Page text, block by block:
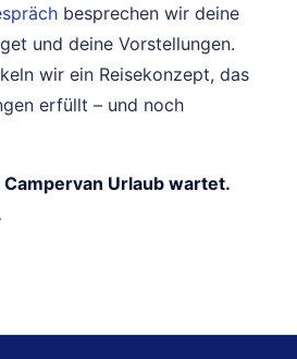
besprechen wir deine
und deine Vorstellungen.
wir ein Reisekonzept, das
erfüllt – und noch
Urlaub wartet.